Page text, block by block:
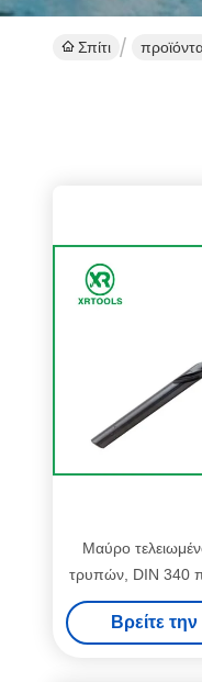
Σπίτι
Μαύρο
τρυπών, DIN 340
κνημών
Βρείτε